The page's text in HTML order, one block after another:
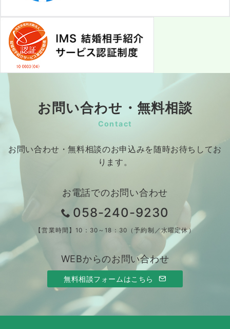
お問い合わせ・無料相談
Contact
お問い合わせ・無料相談のお申込みを随時お待ちしてお
ります。
お電話でのお問い合わせ
058-240-9230
【営業時間】10：30～18：30（予約制／水曜定休）
WEBからのお問い合わせ
無料相談フォームはこちら